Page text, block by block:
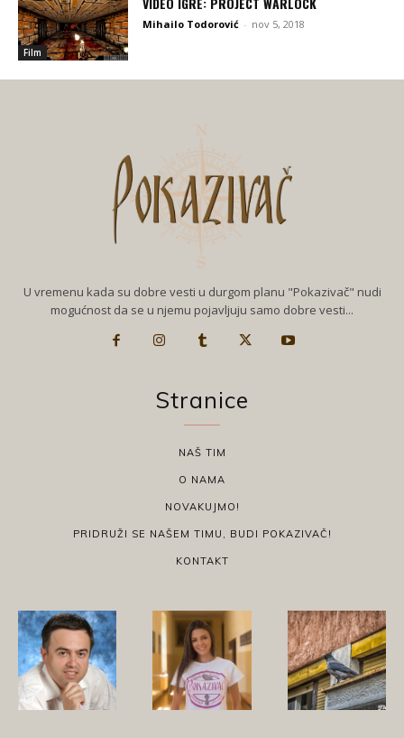
Film
Mihailo Todorović - nov 5, 2018
U vremenu kada su dobre vesti u durgom planu "Pokazivač" nudi
mogućnost da se u njemu pojavljuju samo dobre vesti...
Stranice
NAŠ TIM
O NAMA
NOVAKUJMO!
PRIDRUŽI SE NAŠEM TIMU, BUDI POKAZIVAČ!
KONTAKT